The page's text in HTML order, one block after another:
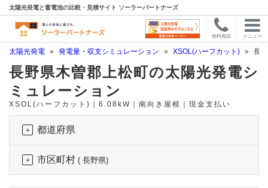
太陽光発電と蓄電池の比較・見積サイト ソーラーパートナーズ
無料相談 メニュー
太陽光発電 » 発電量・収支シミュレーション » XSOL(ハーフカット) » 長
長野県木曽郡上松町の太陽光発電シ
ミュレーション
XSOL(ハーフカット)｜6.08kW｜南向き屋根｜現金支払い
都道府県
市区町村 ( 長野県)